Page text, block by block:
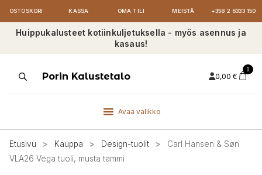
OSTOSKORI KASSA OMA TILI MEISTÄ +358 2 6333 150
Huippukalusteet kotiinkuljetuksella - myös asennus ja
kasaus!
ProductsPorin Kalustetalo 0,00 €
0
Avaa valikko
Etusivu > Kauppa > Design-tuolit >
Carl Hansen & Søn
VLA26 Vega tuoli, musta tammi